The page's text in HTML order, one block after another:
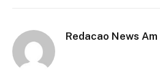
Redacao News Am